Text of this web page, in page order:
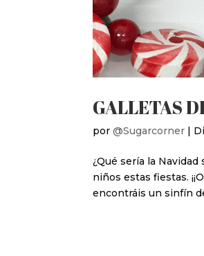
GALLETAS
por@Sugarcorner |
¿Qué sería la
niños estas fiestas.
encontráis un sinfín